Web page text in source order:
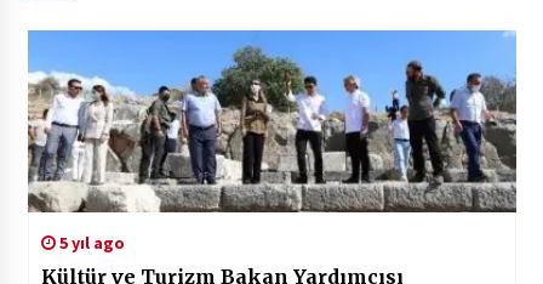
5 yıl ago
Kültür ve Turizm Bakan Yardımcısı